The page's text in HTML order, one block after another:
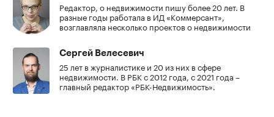
Редактор, о недвижимости пишу более 20 лет. В
разные годы работала в ИД «Коммерсант»,
возглавляла несколько проектов о недвижимости
Сергей Велесевич
25 лет в журналистике и 20 из них в сфере
недвижимости. В РБК с 2012 года, с 2021 года –
главный редактор «РБК-Недвижимость».